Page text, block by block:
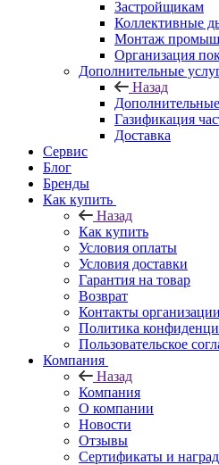
Застройщикам
Коллективные
Монтаж
Организация
Дополнительные
Назад
Газификация
Доставка
Сервис
Блог
Бренды
Как купить
Назад
Как купить
Условия оплаты
Условия доставки
Гарантия на товар
Возврат
Контакты организации
Политика
Пользовательское
Компания
Назад
Компания
О компании
Новости
Отзывы
Сертификаты и